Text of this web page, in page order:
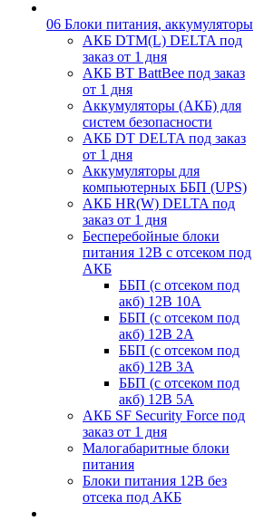
06 Блоки питания, аккумуляторы
АКБ DTM(L) DELTA под
заказ от 1 дня
АКБ BT BattBee под заказ
от 1 дня
Аккумуляторы (АКБ) для
систем безопасности
АКБ DT DELTA под заказ
от 1 дня
Аккумуляторы для
компьютерных ББП (UPS)
АКБ HR(W) DELTA под
заказ от 1 дня
Бесперебойные блоки
питания 12В с отсеком под
АКБ
ББП (с отсеком под
акб) 12В 10А
ББП (с отсеком под
акб) 12В 2А
ББП (с отсеком под
акб) 12В 3А
ББП (с отсеком под
акб) 12В 5А
АКБ SF Security Force под
заказ от 1 дня
Малогабаритные блоки
питания
Блоки питания 12В без
отсека под АКБ